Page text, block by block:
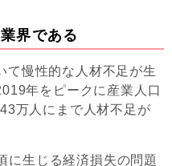
界である
て慢性的な人材不足が生
年をピークに産業人口
万人にまで人材不足が
に生じる経済損失の問題